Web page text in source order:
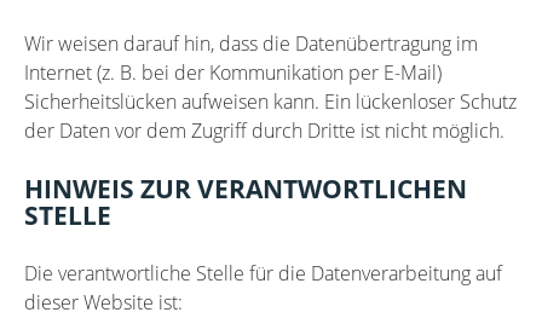
Wir weisen darauf hin, dass die Datenübertragung im
Internet (z. B. bei der Kommunikation per E-Mail)
Sicherheitslücken aufweisen kann. Ein lückenloser Schutz
der Daten vor dem Zugriff durch Dritte ist nicht möglich.
HINWEIS ZUR VERANTWORTLICHEN
STELLE
Die verantwortliche Stelle für die Datenverarbeitung auf
dieser Website ist: